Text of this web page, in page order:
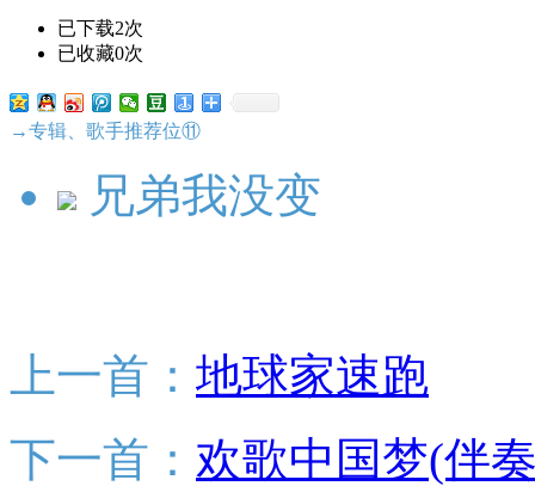
已下载2次
已收藏0次
→专辑、歌手推荐位⑪
兄弟我没变
上一首： 地球家速跑
下一首： 欢歌中国梦(伴